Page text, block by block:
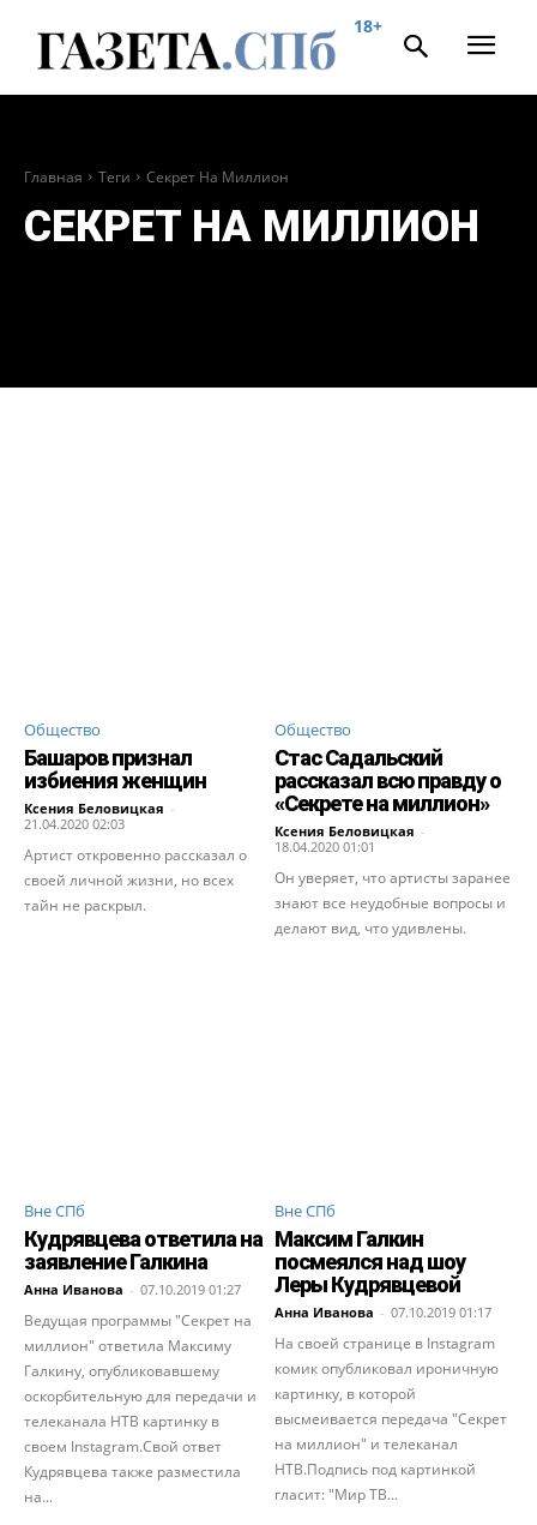
18+
Главная Теги Секрет На Миллион
СЕКРЕТ НА МИЛЛИОН
Общество
Башаров признал
избиения женщин
Ксения Беловицкая -
21.04.2020 02:03
Артист откровенно рассказал о
своей личной жизни, но всех
тайн не раскрыл.
Общество
Стас Садальский
рассказал всю правду о
«Секрете на миллион»
Ксения Беловицкая -
18.04.2020 01:01
Он уверяет, что артисты заранее
знают все неудобные вопросы и
делают вид, что удивлены.
Вне СПб
Кудрявцева ответила на
заявление Галкина
Анна Иванова - 07.10.2019 01:27
Ведущая программы "Секрет на
миллион" ответила Максиму
Галкину, опубликовавшему
оскорбительную для передачи и
телеканала НТВ картинку в
своем Instagram.Свой ответ
Кудрявцева также разместила
на...
Вне СПб
Максим Галкин
посмеялся над шоу
Леры Кудрявцевой
Анна Иванова - 07.10.2019 01:17
На своей странице в Instagram
комик опубликовал ироничную
картинку, в которой
высмеивается передача "Секрет
на миллион" и телеканал
НТВ.Подпись под картинкой
гласит: "Мир ТВ...